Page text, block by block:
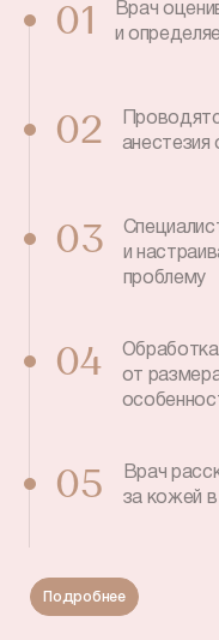
01
Врач
и
02
анестезия
03
и
проблему
04
Обработка
от
05
Врач
за кожей
Подробнее